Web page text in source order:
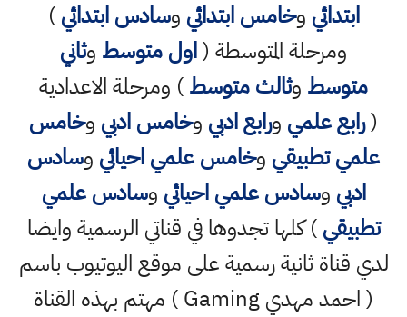
ابتدائي وخامس ابتدائي وسادس ابتدائي)
ومرحلة المتوسطة (اول متوسط وثاني
متوسط وثالث متوسط) ومرحلة الاعدادية
(رابع علمي ورابع ادبي وخامس ادبي وخامس
علمي تطبيقي وخامس علمي احيائي وسادس
ادبي وسادس علمي احيائي وسادس علمي
تطبيقي) كلها تجدوها في قناتي الرسمية وايضا
لدي قناة ثانية رسمية على موقع اليوتيوب باسم
( احمد مهدي Gaming ) مهتم بهذه القناة